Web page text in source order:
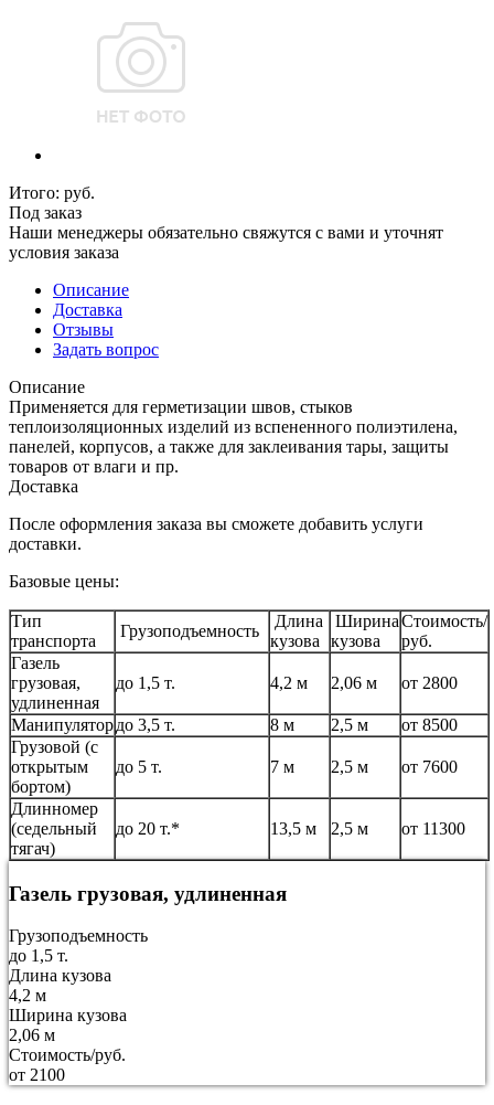
Итого: руб.
Под заказ
Наши менеджеры обязательно свяжутся с вами и уточнят
условия заказа
Описание
Доставка
Отзывы
Задать вопрос
Описание
Применяется для герметизации швов, стыков
теплоизоляционных изделий из вспененного полиэтилена,
панелей, корпусов, а также для заклеивания тары, защиты
товаров от влаги и пр.
Доставка
После оформления заказа вы сможете добавить услуги
доставки.
Базовые цены:
Тип
транспорта
Грузоподъемность
Длина
кузова
Ширина
кузова
Стоимость/
руб.
Газель
грузовая,
удлиненная
до 1,5 т. 4,2 м 2,06 м от 2800
Манипулятордо 3,5 т. 8 м 2,5 м
от 8500
Грузовой (с
открытым
бортом)
до 5 т. 7 м 2,5 м от 7600
Длинномер
(седельный
тягач)
до 20 т.* 13,5 м 2,5 м от 11300
Газель грузовая, удлиненная
Грузоподъемность
до 1,5 т.
Длина кузова
4,2 м
Ширина кузова
2,06 м
Стоимость/руб.
от 2100